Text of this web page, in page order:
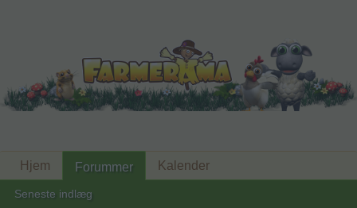
Hjem Forummer
Seneste indlæg
Kalender